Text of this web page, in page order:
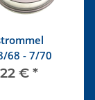
68 - 7/70
€ *